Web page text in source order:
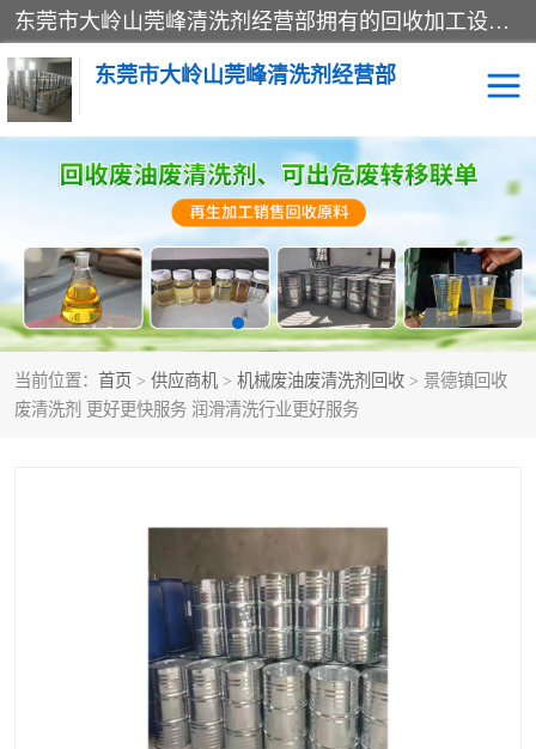
东莞市大岭山莞峰清洗剂经营部拥有的回收加工设备，大量废油回收、废清洗剂回收、废溶剂油回收、机械废油废清洗剂回收、废碳氢回收、碳氢液压油回收、碳氢二氯回收等废清洗剂处理；我们只是提供废旧化工原料的循环使用存放点，执行正规的存放，有正规的回收资质处理。同时我们公司批发零售回收级清洗剂，脱模油再生基础油，质量保证。
东莞市大岭山莞峰清洗剂经营部
当前位置： 首页 > 供应商机 > 机械废油废清洗剂回收 > 景德镇回收
废清洗剂 更好更快服务 润滑清洗行业更好服务
废清洗剂回收
废溶剂油回收 机械废油废清洗剂回收
废碳氢回收 碳氢液压油回收
碳氢二氯回收 回收废三四氯乙烯
上门回收废清洗剂